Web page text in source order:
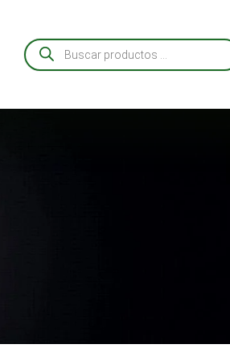
Búsqueda
de
productos